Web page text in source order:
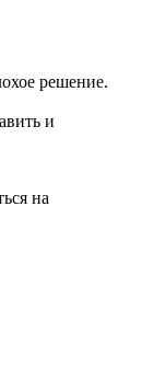
решение.
и
на